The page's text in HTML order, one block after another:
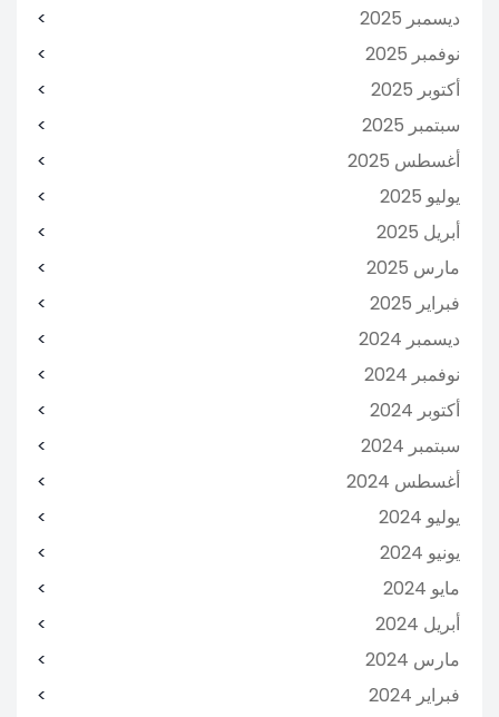
ديسمبر 2025
نوفمبر 2025
أكتوبر 2025
سبتمبر 2025
أغسطس 2025
يوليو 2025
أبريل 2025
مارس 2025
فبراير 2025
ديسمبر 2024
نوفمبر 2024
أكتوبر 2024
سبتمبر 2024
أغسطس 2024
يوليو 2024
يونيو 2024
مايو 2024
أبريل 2024
مارس 2024
فبراير 2024